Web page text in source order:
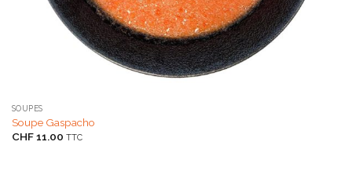
SOUPES
Soupe Gaspacho
CHF11.00 TTC